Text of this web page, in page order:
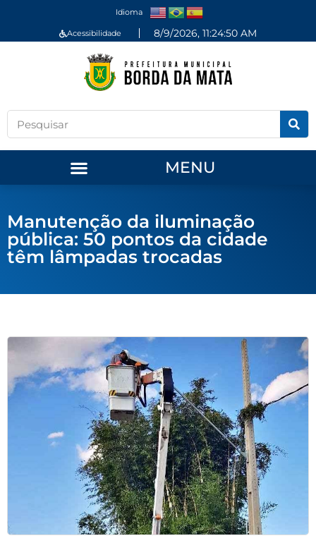
Idioma
Acessibilidade 8/9/2026, 11:24:51 AM
MENU
Manutenção da iluminação
pública: 50 pontos da cidade
têm lâmpadas trocadas